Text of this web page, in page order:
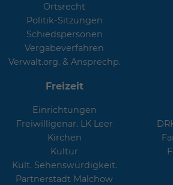
Ortsrecht
Politik-Sitzungen
Schiedspersonen
Vergabeverfahren
Verwalt.org. & Ansprechp.
Freizeit
Einrichtungen
Freiwilligenar. LK Leer
Kirchen
Kultur
Kult. Sehenswürdigkeit.
Partnerstadt Malchow